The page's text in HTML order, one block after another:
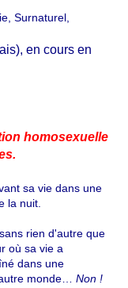
Surnaturel,
en cours en
homosexuelle
sa vie dans une
la nuit.
rien d'autre que
où sa vie a
dans une
monde… Non !